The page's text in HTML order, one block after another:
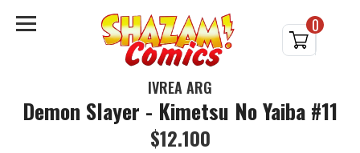
0
IVREA ARG
Demon Slayer - Kimetsu No Yaiba #11
$12.100